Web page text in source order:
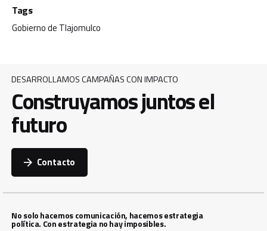
Tags
Gobierno de Tlajomulco
DESARROLLAMOS CAMPAÑAS CON IMPACTO
Construyamos juntos el
futuro
Contacto
No solo hacemos comunicación, hacemos estrategia
política. Con estrategia no hay imposibles.